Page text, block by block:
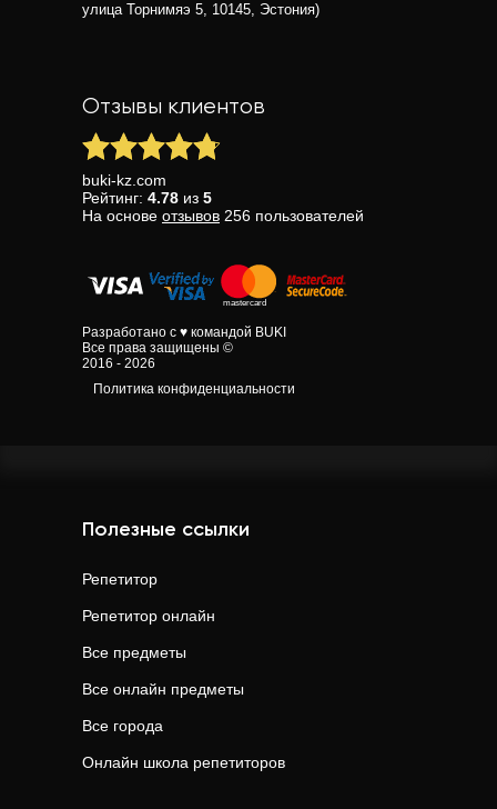
улица Торнимяэ 5, 10145, Эстония)
Отзывы клиентов
buki-kz.com
Рейтинг: 4.78 из 5
На основе отзывов 256 пользователей
Разработано с ♥ командой BUKI
Все права защищены ©
2016 - 2026
Политика конфиденциальности
Полезные ссылки
Репетитор
Репетитор онлайн
Все предметы
Все онлайн предметы
Все города
Онлайн школа репетиторов